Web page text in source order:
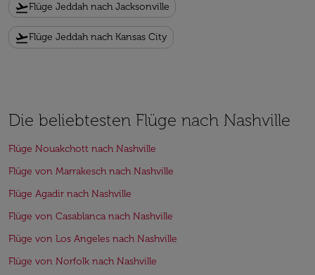
flight_takeoffFlüge Jeddah nach Jacksonville
flight_takeoffFlüge Jeddah nach Kansas City
Die beliebtesten Flüge nach Nashville
Flüge Nouakchott nach Nashville
Flüge von Marrakesch nach Nashville
Flüge Agadir nach Nashville
Flüge von Casablanca nach Nashville
Flüge von Los Angeles nach Nashville
Flüge von Norfolk nach Nashville